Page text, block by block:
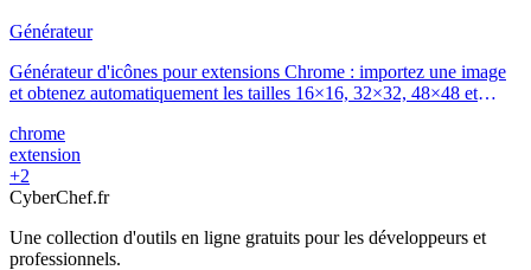
Générateur
Générateur d'icônes pour extensions Chrome : importez une image
et obtenez automatiquement les tailles 16×16, 32×32, 48×48 et
clic.
chrome
extension
+2
CyberChef.fr
Une collection d'outils en ligne gratuits pour les développeurs et
professionnels.